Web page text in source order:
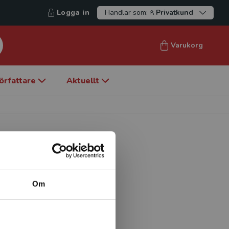
Om
Logga in Handlar som: Privatkund
Varukorg
Aktuellt